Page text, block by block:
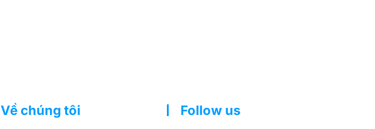
Về chúng tôi Follow us